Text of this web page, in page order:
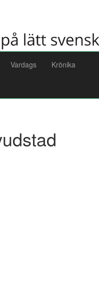
Vardags Krönika